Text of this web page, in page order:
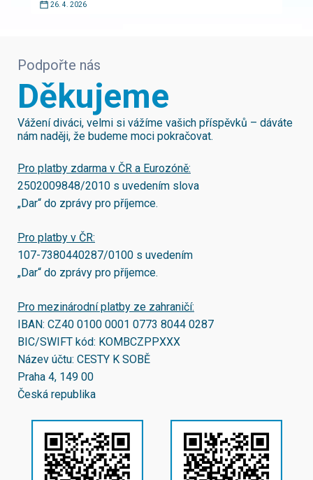
26. 4. 2026
Podpořte nás
Děkujeme
Vážení diváci, velmi si vážíme vašich příspěvků – dáváte
nám naději, že budeme moci pokračovat.
Pro platby zdarma v ČR a Eurozóně:
2502009848/2010 s uvedením slova
„Dar“ do zprávy pro příjemce.
Pro platby v ČR:
107-7380440287/0100 s uvedením
„Dar“ do zprávy pro příjemce.
Pro mezinárodní platby ze zahraničí:
IBAN: CZ40 0100 0001 0773 8044 0287
BIC/SWIFT kód: KOMBCZPPXXX
Název účtu: CESTY K SOBĚ
Praha 4, 149 00
Česká republika